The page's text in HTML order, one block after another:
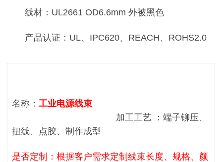
线材：UL2661 OD6.6mm 外被黑色
产品认证：UL、IPC620、REACH、ROHS2.0
名称： 工业电源线束
加工工艺 ：端子铆压、
扭线、点胶、制作成型
是否定制：根据客户需求定制线束长度、规格、颜